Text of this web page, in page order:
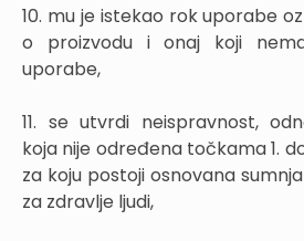
10. mu je istekao rok uporabe
o proizvodu i onaj koji
uporabe,
11. se utvrdi neispravnost,
koja nije određena točkama 1.
za koju postoji osnovana
za zdravlje ljudi,